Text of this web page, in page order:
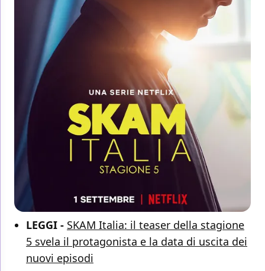
LEGGI - SKAM Italia: il teaser della stagione
5 svela il protagonista e la data di uscita dei
nuovi episodi